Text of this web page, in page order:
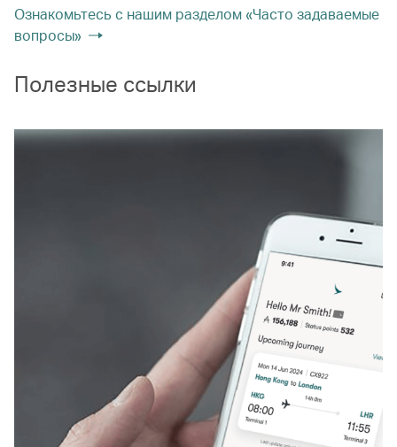
Ознакомьтесь с нашим разделом «Часто задаваемые
вопросы»
Полезные ссылки